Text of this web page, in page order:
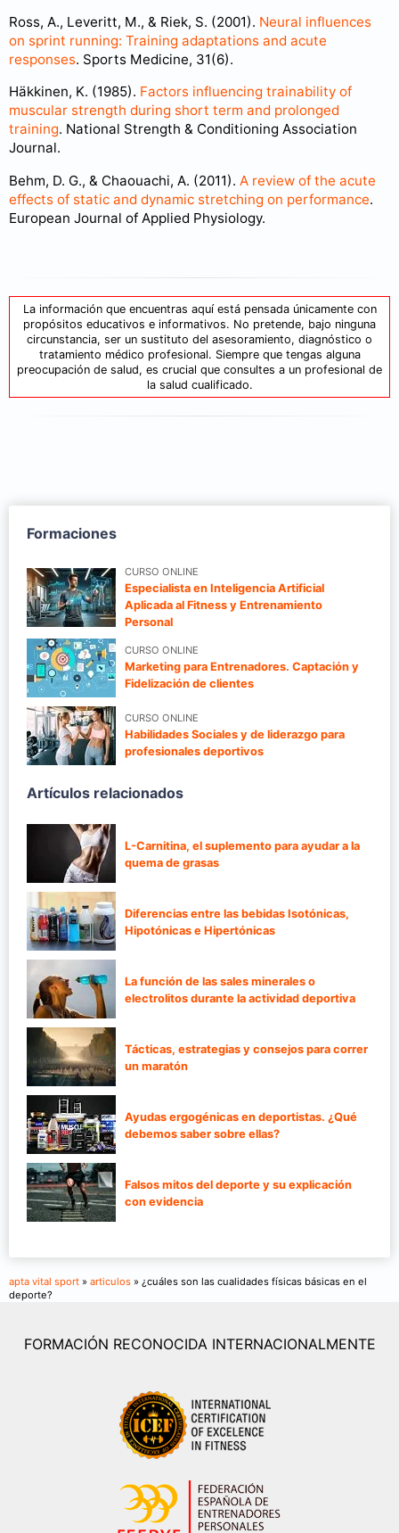
Ross, A., Leveritt, M., & Riek, S. (2001). Neural influences
on sprint running: Training adaptations and acute
responses. Sports Medicine, 31(6).
Häkkinen, K. (1985). Factors influencing trainability of
muscular strength during short term and prolonged
training. National Strength & Conditioning Association
Journal.
Behm, D. G., & Chaouachi, A. (2011). A review of the acute
effects of static and dynamic stretching on performance.
European Journal of Applied Physiology.
La información que encuentras aquí está pensada únicamente con
propósitos educativos e informativos. No pretende, bajo ninguna
circunstancia, ser un sustituto del asesoramiento, diagnóstico o
tratamiento médico profesional. Siempre que tengas alguna
preocupación de salud, es crucial que consultes a un profesional de
la salud cualificado.
Formaciones
CURSO ONLINE
Especialista en Inteligencia Artificial
Aplicada al Fitness y Entrenamiento
Personal
CURSO ONLINE
Marketing para Entrenadores. Captación y
Fidelización de clientes
CURSO ONLINE
Habilidades Sociales y de liderazgo para
profesionales deportivos
Artículos relacionados
L-Carnitina, el suplemento para ayudar a la
quema de grasas
Diferencias entre las bebidas Isotónicas,
Hipotónicas e Hipertónicas
La función de las sales minerales o
electrolitos durante la actividad deportiva
Tácticas, estrategias y consejos para correr
un maratón
Ayudas ergogénicas en deportistas. ¿Qué
debemos saber sobre ellas?
Falsos mitos del deporte y su explicación
con evidencia
apta vital sport » articulos » ¿cuáles son las cualidades físicas básicas en el
deporte?
FORMACIÓN RECONOCIDA INTERNACIONALMENTE